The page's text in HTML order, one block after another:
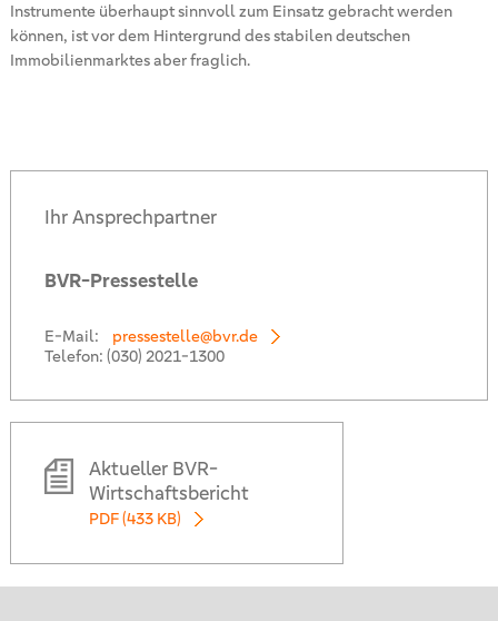
Instrumente überhaupt sinnvoll zum Einsatz gebracht werden
können, ist vor dem Hintergrund des stabilen deutschen
Immobilienmarktes aber fraglich.
Ihr Ansprechpartner
BVR-Pressestelle
E-Mail:
pressestelle@bvr.de
Telefon: (030) 2021-1300
Aktueller BVR-
Wirtschaftsbericht
PDF (433 KB)